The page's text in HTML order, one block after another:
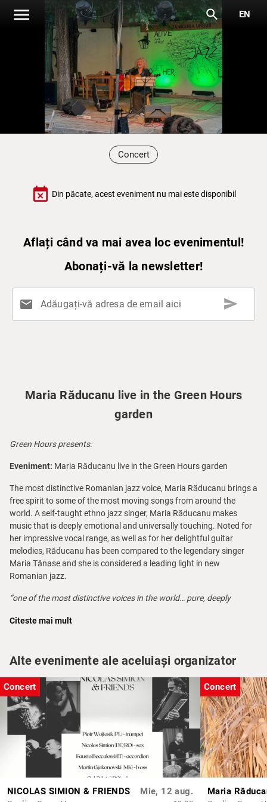
menu search EN
Concert
event_busy Din păcate, acest eveniment nu mai este disponibil
Aflați când va mai avea loc evenimentul!
Abonați-vă la newsletter!
mail Adăugați-vă adresa de email aici send
Maria Răducanu live in the Green Hours
garden
Green Hours presents:
Eveniment: Maria Răducanu live in the Green Hours garden
The most distinctive Romanian jazz voice, Maria Răducanu brings a
free spirit to some of the most moving songs from around the
world. A self-taught ethno jazz singer, Maria Răducanu makes
music that is deeply emotional and universally touching. Noted for
her impressive vocal range, as well as for her delightful guitar
melodies, Răducanu has been compared to the legendary singer
Maria Tănase and she is considered a leading light in new
Romanian jazz.
“one of the most distinctive voices in the world… pure, deeply
John Zorn – American composer and producer
Vă rugăm să rețineți:la ora programată, locurile care nu au fost
Opening act:va începe la 15-30 de minute după ora anunțată
Restricții de acces:
nu este permis accesul persoanelor aflate sub
influență sau al celor al căror comportament nu este în acord cu
atmosfera culturală, artistică și relaxată promovată de Green
Hours
În timpul evenimentului:vă rugăm să păstrați telefoanele închise
și să mențineți liniștea, din respect pentru artiști și pentru ceilalți
Citeste mai mult
Alte evenimente ale aceluiași organizator
Concert
NICOLAS SIMION & FRIENDS Mie, 12 aug.
Concert